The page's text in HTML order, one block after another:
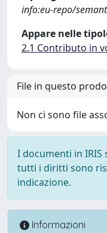
info:eu-repo/
Appare nelle
2.1 Contributo in
File in questo
Non ci sono file
I documenti in
tutti i diritti sono
indicazione.
Informazioni